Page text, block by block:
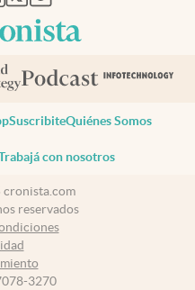
SuscribiteQuiénes Somos
con nosotros
reservados
3270